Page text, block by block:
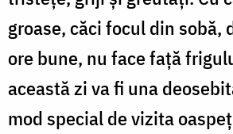
groase, căci focul din sobă,
ore bune, nu face faţă
această zi va fi una
mod special de vizita